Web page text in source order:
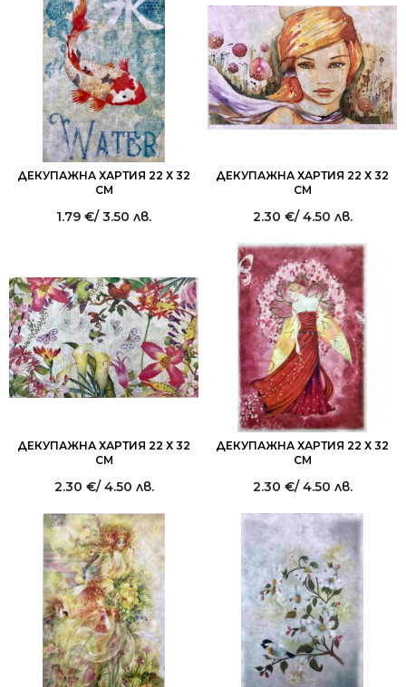
ДЕКУПАЖНА ХАРТИЯ 22 Х 32
СМ
1.79 €/ 3.50 лв.
ДЕКУПАЖНА ХАРТИЯ 22 Х 32
СМ
2.30 €/ 4.50 лв.
ДЕКУПАЖНА ХАРТИЯ 22 Х 32
СМ
2.30 €/ 4.50 лв.
ДЕКУПАЖНА ХАРТИЯ 22 Х 32
СМ
2.30 €/ 4.50 лв.